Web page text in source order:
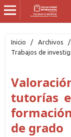
Inicio / Archivos /
Trabajos de
tutorías
de grado